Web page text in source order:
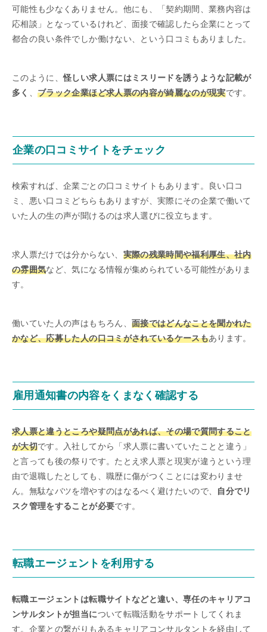
可能性も少なくありません。他にも、「契約期間、業務内容は
応相談」となっているけれど、面接で確認したら企業にとって
都合の良い条件でしか働けない、という口コミもありました。
このように、怪しい求人票にはミスリードを誘うような記載が
多く
、ブラック企業ほど求人票の内容が綺麗なのが現実です。
企業の口コミサイトをチェック
検索すれば、企業ごとの口コミサイトもあります。良い口コ
ミ、悪い口コミどちらもありますが、実際にその企業で働いて
いた人の生の声が聞けるのは求人選びに役立ちます。
求人票だけでは分からない、 実際の残業時間や福利厚生、社内
の雰囲気など、気になる情報が集められている可能性がありま
す。
働いていた人の声はもちろん、 面接ではどんなことを聞かれた
かなど、応募した人の口コミがされているケースもあります。
雇用通知書の内容をくまなく確認する
求人票と違うところや疑問点があれば、その場で質問すること
が大切です。入社してから「求人票に書いていたことと違う」
と言っても後の祭りです。たとえ求人票と現実が違うという理
由で退職したとしても、職歴に傷がつくことには変わりませ
ん。無駄なバツを増やすのはなるべく避けたいので、 自分でリ
スク管理をすることが必要です。
転職エージェントを利用する
転職エージェントは転職サイトなどと違い、専任のキャリアコ
ンサルタントが担当について転職活動をサポートしてくれま
す。企業との繋がりもあるキャリアコンサルタントを経由して